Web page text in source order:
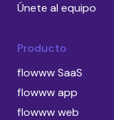
Únete al equipo
Producto
flowww SaaS
flowww app
flowww web